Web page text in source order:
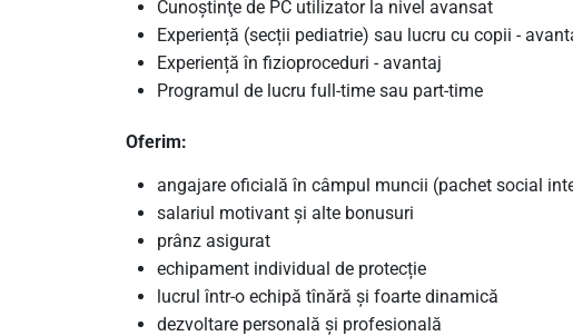
Cunoştinţe de PC utilizator la nivel avansat
Experiență (secții pediatrie) sau lucru cu copii -
Experiență în fizioproceduri - avantaj
Programul de lucru full-time sau part-time
Oferim:
angajare oficială în câmpul muncii (pachet social
salariul motivant și alte bonusuri
prânz asigurat
echipament individual de protecție
lucrul într-o echipă tînără și foarte dinamică
dezvoltare personală și profesională